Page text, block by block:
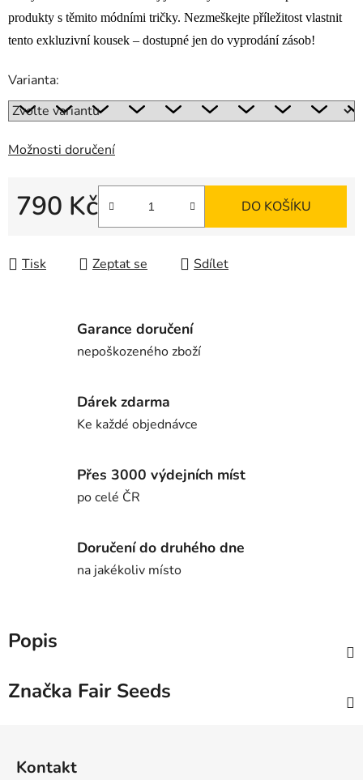
produkty s těmito módními tričky. Nezmeškejte příležitost vlastnit
tento exkluzivní kousek – dostupné jen do vyprodání zásob!
Varianta:
Možnosti doručení
790 Kč DO KOŠÍKU
Tisk Zeptat se Sdílet
Garance doručení
nepoškozeného zboží
Dárek zdarma
Ke každé objednávce
Přes 3000 výdejních míst
po celé ČR
Doručení do druhého dne
na jakékoliv místo
Popis
Značka Fair Seeds
Kontakt